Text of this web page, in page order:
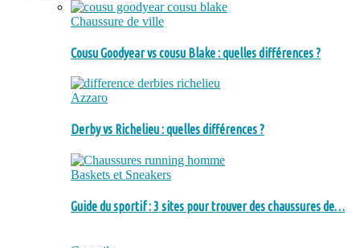
Chaussure de ville
Cousu Goodyear vs cousu Blake : quelles différences ?
Azzaro
Derby vs Richelieu : quelles différences ?
Baskets et Sneakers
Guide du sportif : 3 sites pour trouver des chaussures de…